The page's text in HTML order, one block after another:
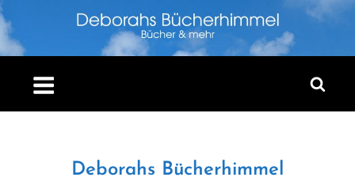
Skip
to
content
Deborahs Bücherhimmel